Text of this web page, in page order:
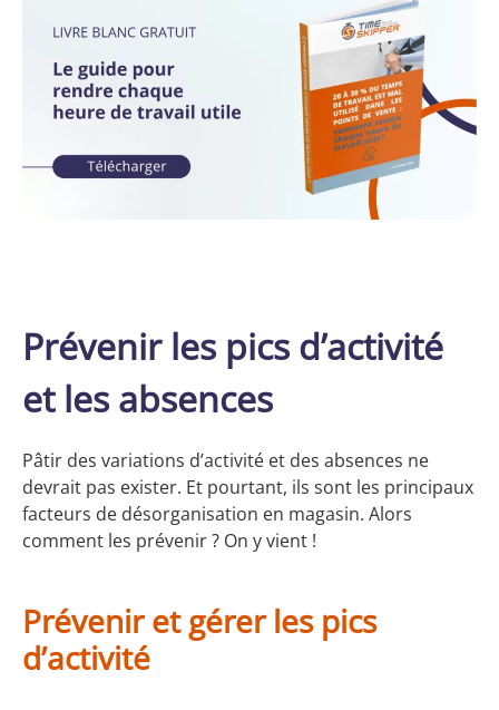
Prévenir les pics d’activité
et les absences
Pâtir des variations d’activité et des absences ne
devrait pas exister. Et pourtant, ils sont les principaux
facteurs de désorganisation en magasin. Alors
comment les prévenir ? On y vient !
Prévenir et gérer les pics
d’activité